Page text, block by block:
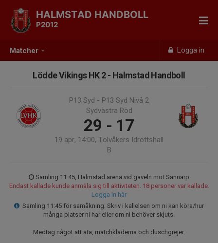
Matcher Logga in
HALMSTAD HANDBOLL
P2012
Lödde Vikings HK 2 - Halmstad Handboll
P13 Syd - P13 Syd Nivå 2
Sydvästra Röd
29 - 17
19 apr, 14:00, Tolvåkers Idrottshall
B
Samling 11:45, Halmstad arena vid gaveln mot Sannarp
Endast kallade kunde anmäla sig till aktiviteten. 18 personer var kallade.
Logga in här
Samling 11:45 för samåkning. Skriv i kallelsen om ni kan köra/hur
många platser ni har eller om ni behöver skjuts.
Medtag något att äta, matchkläderna och duschgrejer.